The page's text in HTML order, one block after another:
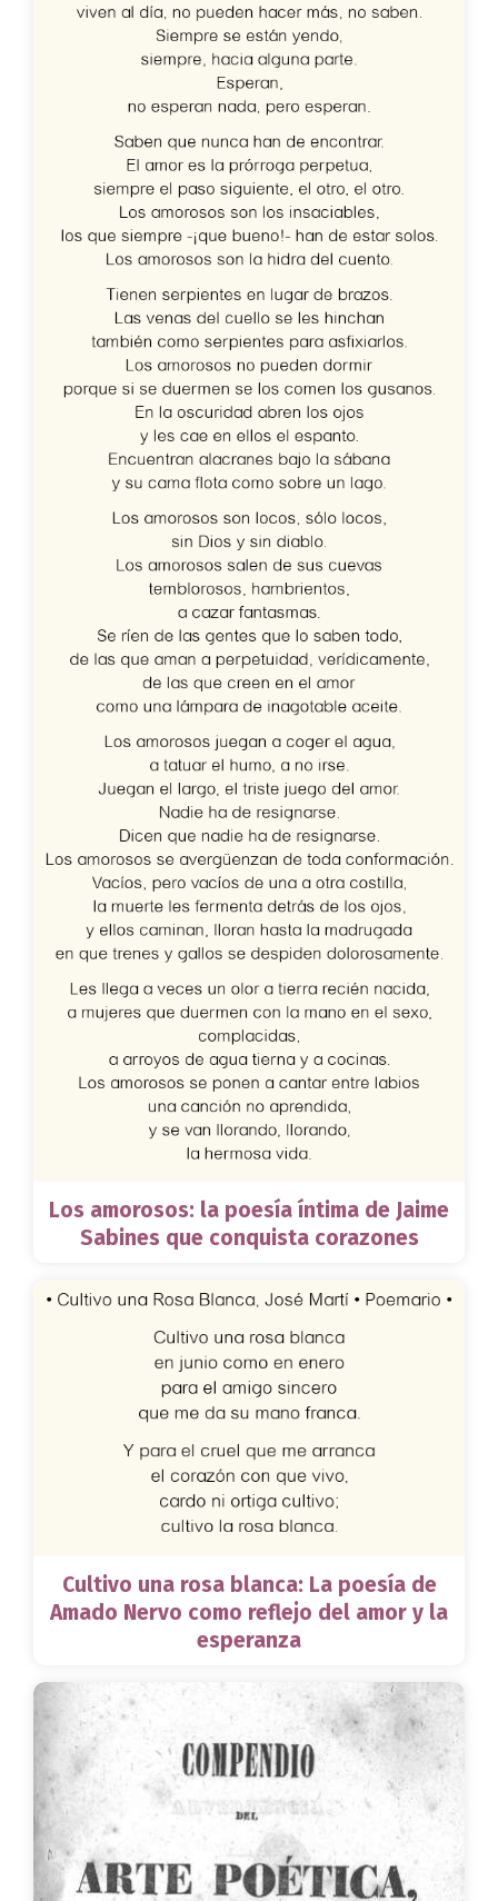
Los amorosos: la poesía íntima de Jaime
Sabines que conquista corazones
Cultivo una rosa blanca: La poesía de
Amado Nervo como reflejo del amor y la
esperanza